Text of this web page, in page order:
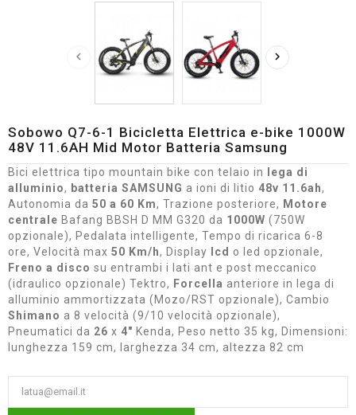
 
Sobowo Q7-6-1 Bicicletta Elettrica e-bike 1000W
48V 11.6AH Mid Motor Batteria Samsung
Bici elettrica tipo mountain bike con telaio in
lega di
alluminio, batteria SAMSUNG a ioni di litio 48v 11.6ah,
Autonomia da 50 a 60 Km, Trazione posteriore, Motore
centrale Bafang BBSH D MM G320 da 1000W (750W
opzionale), Pedalata intelligente, Tempo di ricarica 6-8
ore, Velocità max 50 Km/h, Display lcd o led opzionale,
Freno a disco su entrambi i lati ant e post meccanico
(idraulico opzionale) Tektro, Forcella anteriore in lega di
alluminio ammortizzata (Mozo/RST opzionale), Cambio
Shimano a 8 velocità (9/10 velocità opzionale),
Pneumatici da 26 x 4" Kenda, Peso netto 35 kg, Dimensioni:
lunghezza 159 cm, larghezza 34 cm, altezza 82 cm